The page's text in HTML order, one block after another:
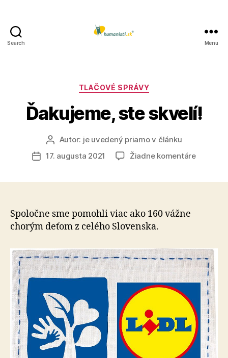
Search Menu
Kategórie
TLAČOVÉ SPRÁVY
Ďakujeme, ste skvelí!
Autor
článku
Autor: je uvedený priamo v článku
Dátum
17. augusta 2021 Žiadne komentárena
Spoločne sme pomohli viac ako 160 vážne
chorým deťom z celého Slovenska.